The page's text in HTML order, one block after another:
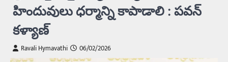
హిందువులు ధర్మాన్ని కాపాడాలి : పవన్
కళ్యాణ్
Ravali Hymavathi 06/02/2026